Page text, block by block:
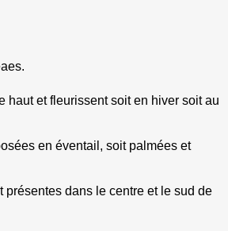
haut et fleurissent soit en hiver soit au
en éventail, soit palmées et
dans le centre et le sud de